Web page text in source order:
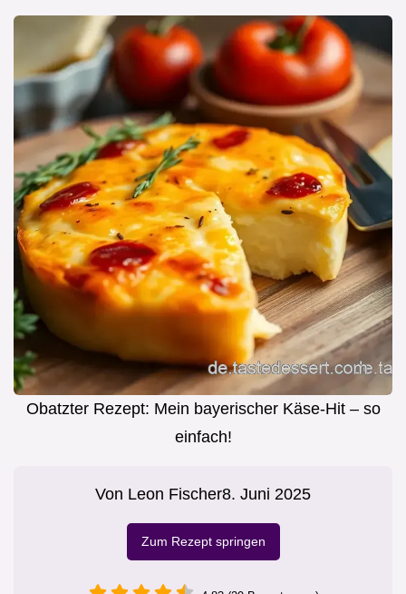
Obatzter Rezept: Mein bayerischer Käse-Hit – so
einfach!
Von Leon Fischer8. Juni 2025
Zum Rezept springen